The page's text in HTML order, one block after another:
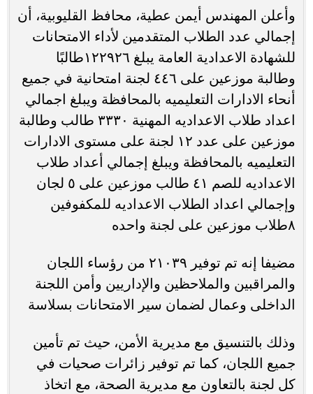
وأعلن المهندس أيمن عطية، محافظ القليوبية، أن
إجمالي عدد الطلاب المتقدمين لأداء الامتحانات
للشهادة الاعدادية العامة يبلغ ١٢٢٩٢٦طالبًا
وطالبة موزعين على ٤٤٦ لجنة امتحانية في جميع
أنحاء الادارات التعليميه بالمحافظة ويبلغ اجمالي
اعداد طلاب الاعداديه المهنية ٣٣٣٠ طالب وطالبة
موزعين على عدد ١٢ لجنة على مستوى الادارات
التعليميه بالمحافظة ويبلغ إجمالي أعداد طلاب
الاعداديه للصم ٤١ طالب موزعين على ٥ لجان
وإجمالي اعداد الطلاب الاعداديه للمكفوفين
٨طلاب موزعين على لجنة واحده
مضيفا إنه تم توفير ٢١٠٣٩ من رؤساء اللجان
والمراقبين والملاحظين والإداريين وأمن اللجنة
الداخلى وعمال لضمان سير الامتحانات بسلاسة
وذلك بالتنسيق مع مديرية الأمن، حيث تم تأمين
جميع اللجان، كما تم توفير زائرات صحيات في
كل لجنة بالتعاون مع مديرية الصحة، مع اتخاذ